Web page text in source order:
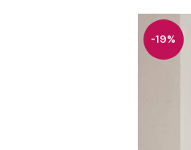
-19%